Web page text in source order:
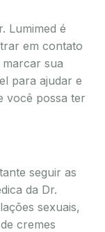
Lumimed é
em contato
sua
para ajudar e
você possa ter
seguir as
da Dr.
sexuais,
cremes